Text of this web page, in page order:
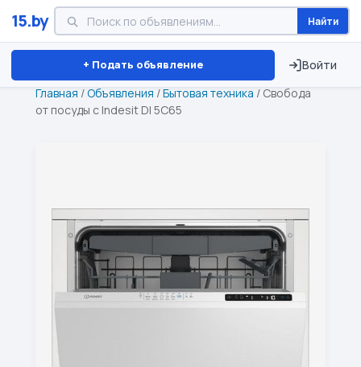
15.by Найти
+ Подать объявление Войти
Минск Витебск Брест ⏱ ТОЛЬКО 15 ДНЕЙ
Главная /Объявления /Бытовая техника / Свобода
от посуды с Indesit DI 5C65